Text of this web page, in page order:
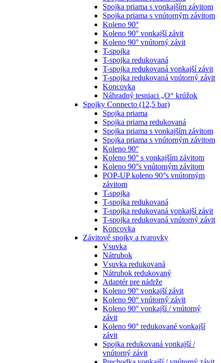
Spojka priama s vonkajším závitom
Spojka priama s vnútorným závitom
Koleno 90°
Koleno 90° vonkajší závit
Koleno 90° vnútorný závit
T-spojka
T-spojka redukovaná
T-spojka redukovaná vonkajší závit
T-spojka redukovaná vnútorný závit
Koncovka
Náhradný tesniaci „O“ krúžok
Spojky Connecto (12,5 bar)
Spojka priama
Spojka priama redukovaná
Spojka priama s vonkajším závitom
Spojka priama s vnútorným závitom
Koleno 90°
Koleno 90° s vonkajším závitom
Koleno 90°s vnútorným závitom
POP-UP koleno 90°s vnútorným
závitom
T-spojka
T-spojka redukovaná
T-spojka redukovaná vonkajší závit
T-spojka redukovaná vnútorný závit
Koncovka
Závitové spojky a tvarovky
Vsuvka
Nátrubok
Vsuvka redukovaná
Nátrubok redukovaný
Adaptér pre nádrže
Koleno 90° vonkajší závit
Koleno 90° vnútorný závit
Koleno 90° vonkajší / vnútorný
závit
Koleno 90° redukované vonkajší
závit
Spojka redukovaná vonkajší /
vnútorný závit